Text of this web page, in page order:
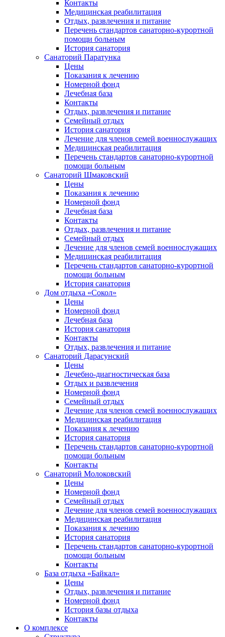
Контакты
Медицинская реабилитация
Отдых, развлечения и питание
Перечень стандартов санаторно-курортной
помощи больным
История санатория
Санаторий Паратунка
Цены
Показания к лечению
Номерной фонд
Лечебная база
Контакты
Отдых, развлечения и питание
Семейный отдых
История санатория
Лечение для членов семей военнослужащих
Медицинская реабилитация
Перечень стандартов санаторно-курортной
помощи больным
Санаторий Шмаковский
Цены
Показания к лечению
Номерной фонд
Лечебная база
Контакты
Отдых, развлечения и питание
Семейный отдых
Лечение для членов семей военнослужащих
Медицинская реабилитация
Перечень стандартов санаторно-курортной
помощи больным
История санатория
Дом отдыха «Сокол»
Цены
Номерной фонд
Лечебная база
История санатория
Контакты
Отдых, развлечения и питание
Санаторий Дарасунский
Цены
Лечебно-диагностическая база
Отдых и развлечения
Номерной фонд
Семейный отдых
Лечение для членов семей военнослужащих
Медицинская реабилитация
Показания к лечению
История санатория
Перечень стандартов санаторно-курортной
помощи больным
Контакты
Санаторий Молоковский
Цены
Номерной фонд
Семейный отдых
Лечение для членов семей военнослужащих
Медицинская реабилитация
Показания к лечению
История санатория
Перечень стандартов санаторно-курортной
помощи больным
Контакты
База отдыха «Байкал»
Цены
Отдых, развлечения и питание
Номерной фонд
История базы отдыха
Контакты
О комплексе